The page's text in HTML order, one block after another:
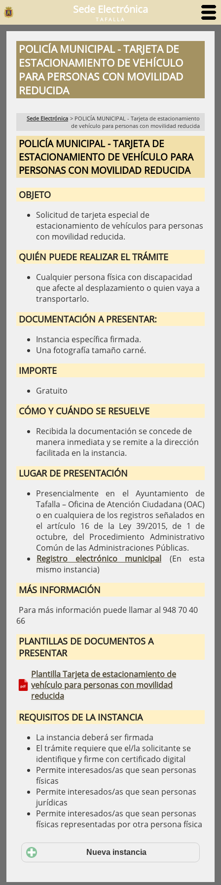
Sede Electrónica
TAFALLA
POLICÍA MUNICIPAL - TARJETA DE
ESTACIONAMIENTO DE VEHÍCULO
PARA PERSONAS CON MOVILIDAD
REDUCIDA
Sede Electrónica > POLICÍA MUNICIPAL - Tarjeta de estacionamiento
de vehículo para personas con movilidad reducida
POLICÍA MUNICIPAL - TARJETA DE
ESTACIONAMIENTO DE VEHÍCULO PARA
PERSONAS CON MOVILIDAD REDUCIDA
OBJETO
Solicitud de tarjeta especial de
estacionamiento de vehículos para personas
con movilidad reducida.
QUIÉN PUEDE REALIZAR EL TRÁMITE
Cualquier persona física con discapacidad
que afecte al desplazamiento o quien vaya a
transportarlo.
DOCUMENTACIÓN A PRESENTAR:
Instancia específica firmada.
Una fotografía tamaño carné.
IMPORTE
Gratuito
CÓMO Y CUÁNDO SE RESUELVE
Recibida la documentación se concede de
manera inmediata y se remite a la dirección
facilitada en la instancia.
LUGAR DE PRESENTACIÓN
Presencialmente en el Ayuntamiento de
Tafalla – Oficina de Atención Ciudadana (OAC)
o en cualquiera de los registros señalados en
el artículo 16 de la Ley 39/2015, de 1 de
octubre, del Procedimiento Administrativo
Común de las Administraciones Públicas.
Registro electrónico municipal (En esta
mismo instancia)
MÁS INFORMACIÓN
Para más información puede llamar al 948 70 40
66
PLANTILLAS DE DOCUMENTOS A
PRESENTAR
Plantilla Tarjeta de estacionamiento de
vehículo para personas con movilidad
reducida
REQUISITOS DE LA INSTANCIA
La instancia deberá ser firmada
El trámite requiere que el/la solicitante se
identifique y firme con certificado digital
Permite interesados/as que sean personas
físicas
Permite interesados/as que sean personas
jurídicas
Permite interesados/as que sean personas
físicas representadas por otra persona física
Nueva instancia